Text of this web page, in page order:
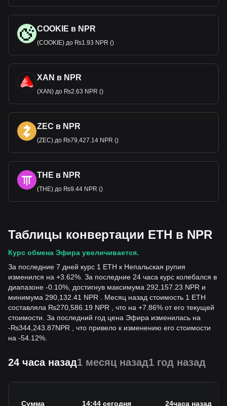
COOKIE в NPR
(COOKIE) до ₨1.93 NPR ()
XAN в NPR
(XAN) до ₨2.63 NPR ()
ZEC в NPR
(ZEC) до ₨79,427.14 NPR ()
THE в NPR
(THE) до ₨9.44 NPR ()
Таблицы конвертации ETH в NPR
Курс обмена Эфира увеличивается.
За последние 7 дней курс 1 ETH к Непальская рупия
изменился на +3.62%. За последние 24 часа курс колебался в
диапазоне -0.10%, достигнув максимума 292,157.23 NPR и
минимума 290,132.41 NPR . Месяц назад стоимость 1 ETH
составляла ₨270,586.19 NPR , что на +7.86% от его текущей
стоимости. За последний год цена Эфира изменилась на
-₨344,243.87NPR , что привело к изменению его стоимости
на -54.12%.
24 часа назад1 месяц назад1 год назад
Сумма 14:44 сегодня 24часа назад